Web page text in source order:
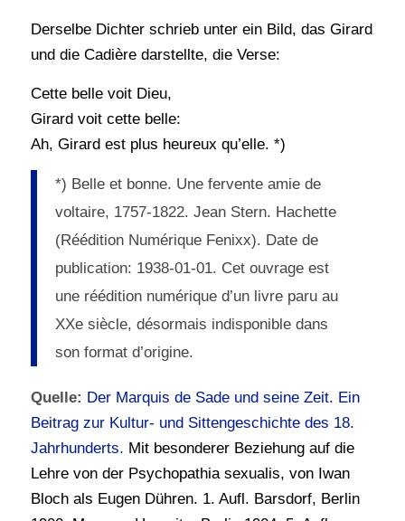
Derselbe Dichter schrieb unter ein Bild, das Girard
und die Cadière darstellte, die Verse:
Cette belle voit Dieu,
Girard voit cette belle:
Ah, Girard est plus heureux qu’elle. *)
*) Belle et bonne. Une fervente amie de
voltaire, 1757-1822. Jean Stern. Hachette
(Réédition Numérique Fenixx). Date de
publication: 1938-01-01. Cet ouvrage est
une réédition numérique d’un livre paru au
XXe siècle, désormais indisponible dans
son format d’origine.
Quelle: Der Marquis de Sade und seine Zeit. Ein
Beitrag zur Kultur- und Sittengeschichte des 18.
Jahrhunderts. Mit besonderer Beziehung auf die
Lehre von der Psychopathia sexualis, von Iwan
Bloch als Eugen Dühren. 1. Aufl. Barsdorf, Berlin